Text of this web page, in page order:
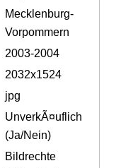
Mecklenburg-
Vorpommern
2003-2004
2032x1524
jpg
UnverkÃ¤uflich
(Ja/Nein)
Bildrechte